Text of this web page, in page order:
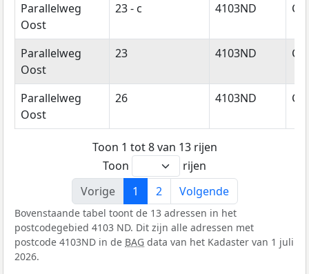
Parallelweg
Oost
23 - c 4103ND
Parallelweg
Oost
23 4103ND
Parallelweg
Oost
26 4103ND
Toon 1 tot 8 van 13 rijen
Toon
rijen
Vorige
1 2 Volgende
Bovenstaande tabel toont de 13 adressen in het
postcodegebied 4103 ND. Dit zijn alle adressen met
postcode 4103ND in de BAG data van het Kadaster van 1 juli
2026.